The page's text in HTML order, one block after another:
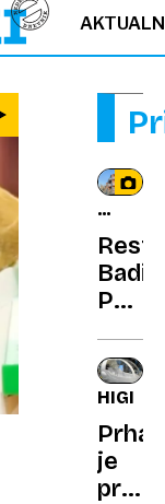
OCENA
Badi:
z
in
je